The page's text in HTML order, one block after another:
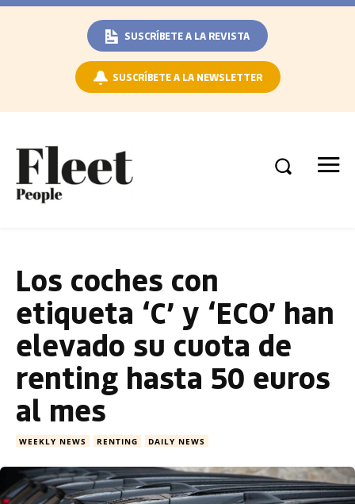
SUSCRÍBETE A LA REVISTA
SUSCRÍBETE A LA NEWSLETTER
Los coches con
etiqueta ‘C’ y ‘ECO’ han
elevado su cuota de
renting hasta 50 euros
al mes
WEEKLY NEWS RENTING DAILY NEWS